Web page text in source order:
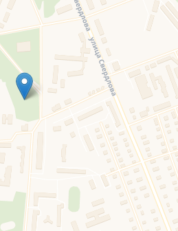
cookie и сервис веб-аналитики
работу сайта, повысить его
Продолжая использовать сайт, вы